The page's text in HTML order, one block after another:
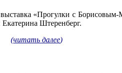
«Прогулки с
Штеренберг.
(читать далее)